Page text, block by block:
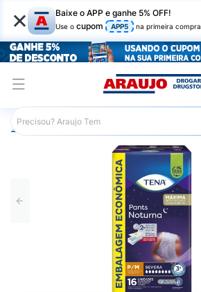
× Baixe o APP e ganhe 5% OFF!
Use o cupom APP5 na primeira compra
Araujo Saúde e Bem Estar